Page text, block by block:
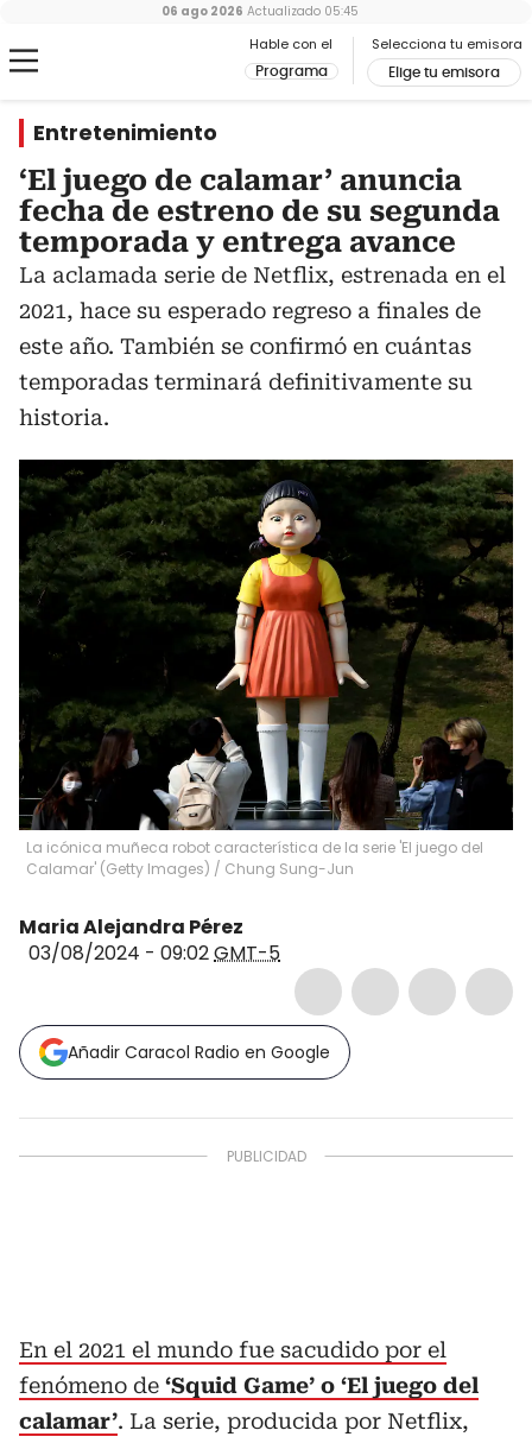
Hable con el
Programa
Selecciona tu emisora
Elige tu emisora
06 ago 2026 Actualizado 05:45
Entretenimiento
‘El juego de calamar’ anuncia
fecha de estreno de su segunda
temporada y entrega avance
La aclamada serie de Netflix, estrenada en el
2021, hace su esperado regreso a finales de
este año. También se confirmó en cuántas
temporadas terminará definitivamente su
historia.
La icónica muñeca robot característica de la serie 'El juego del
Calamar' (Getty Images) / Chung Sung-Jun
Maria Alejandra Pérez
03/08/2024 - 09:02GMT-5
Añadir Caracol Radio en Google
En el 2021 el mundo fue sacudido por el
fenómeno de ‘Squid Game’ o ‘El juego del
calamar’. La serie, producida por Netflix,